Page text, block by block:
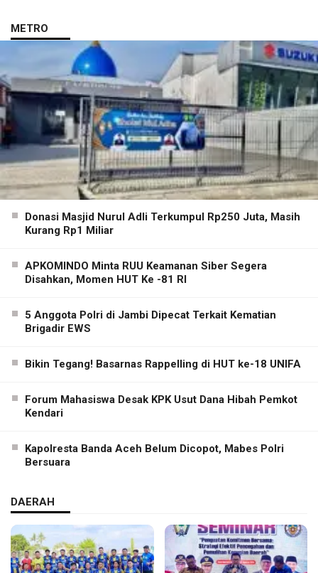
METRO
Donasi Masjid Nurul Adli Terkumpul Rp250 Juta, Masih
Kurang Rp1 Miliar
APKOMINDO Minta RUU Keamanan Siber Segera
Disahkan, Momen HUT Ke -81 RI
5 Anggota Polri di Jambi Dipecat Terkait Kematian
Brigadir EWS
Bikin Tegang! Basarnas Rappelling di HUT ke-18 UNIFA
Forum Mahasiswa Desak KPK Usut Dana Hibah Pemkot
Kendari
Kapolresta Banda Aceh Belum Dicopot, Mabes Polri
Bersuara
DAERAH